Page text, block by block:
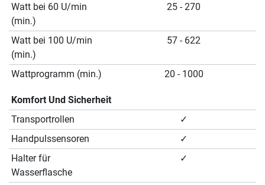
Watt bei 60 U/min
(min.)
25 - 270
Watt bei 100 U/min
(min.)
57 - 622
Wattprogramm (min.) 20 - 1000
Komfort Und Sicherheit
Transportrollen
✓
Handpulssensoren
✓
Halter für
Wasserflasche
✓